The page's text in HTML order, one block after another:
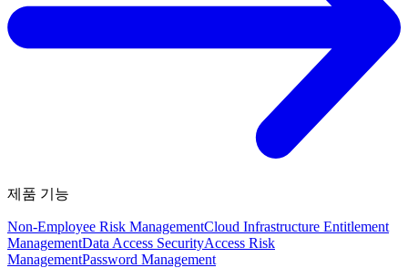
제품 기능
Non-Employee Risk ManagementCloud Infrastructure Entitlement
ManagementData Access SecurityAccess Risk
ManagementPassword Management